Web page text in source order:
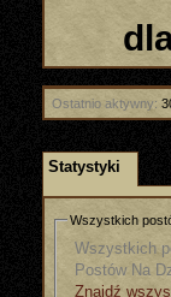
Ostatnio aktywny:
Statystyki
Wszystkich
Wszystkich
Postów Na
Znajdź